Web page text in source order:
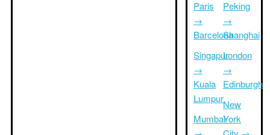
Paris
→
Barcelona
Singapur
→
Kuala
Lumpur
Mumbai
Peking
→
Shanghai
London
→
Edinburgh
New
York